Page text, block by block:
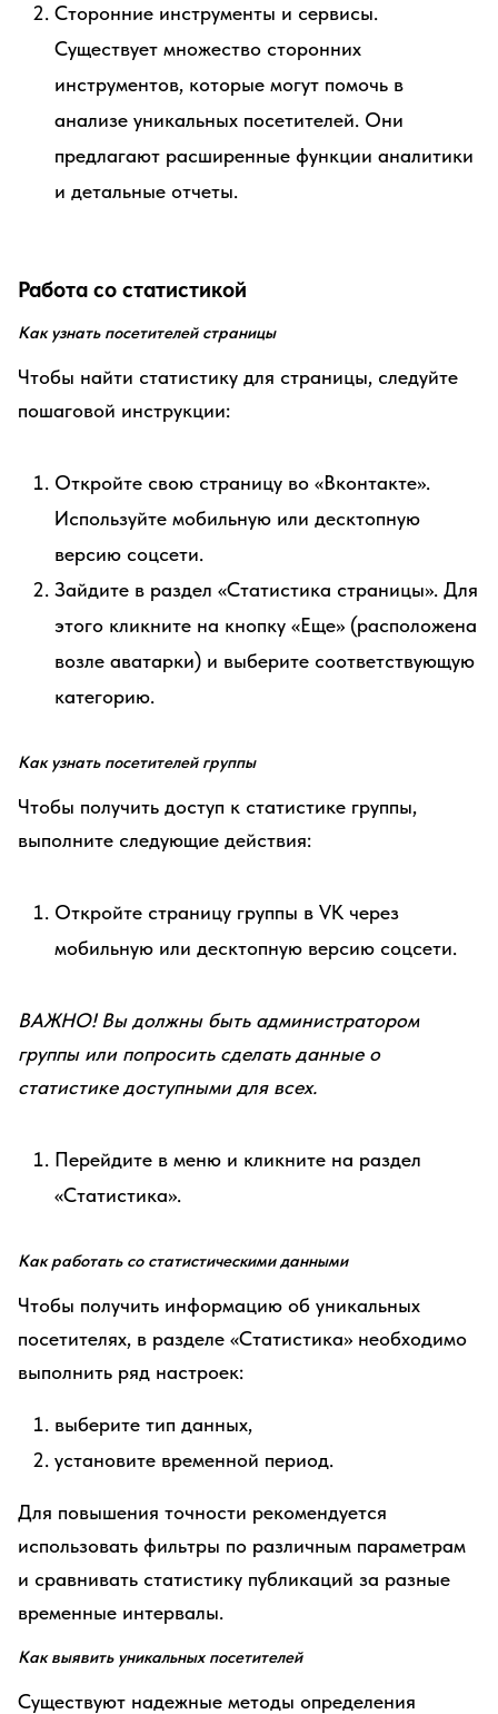
Сторонние инструменты и сервисы.
Существует множество сторонних
инструментов, которые могут помочь в
анализе уникальных посетителей. Они
предлагают расширенные функции аналитики
и детальные отчеты.
Работа со статистикой
Как узнать посетителей страницы
Чтобы найти статистику для страницы, следуйте
пошаговой инструкции:
Откройте свою страницу во «Вконтакте».
Используйте мобильную или десктопную
версию соцсети.
Зайдите в раздел «Статистика страницы». Для
этого кликните на кнопку «Еще» (расположена
возле аватарки) и выберите соответствующую
категорию.
Как узнать посетителей группы
Чтобы получить доступ к статистике группы,
выполните следующие действия:
Откройте страницу группы в VK через
мобильную или десктопную версию соцсети.
ВАЖНО! Вы должны быть администратором
группы или попросить сделать данные о
статистике доступными для всех.
Перейдите в меню и кликните на раздел
«Статистика».
Как работать со статистическими данными
Чтобы получить информацию об уникальных
посетителях, в разделе «Статистика» необходимо
выполнить ряд настроек:
выберите тип данных,
установите временной период.
Для повышения точности рекомендуется
использовать фильтры по различным параметрам
и сравнивать статистику публикаций за разные
временные интервалы.
Как выявить уникальных посетителей
Существуют надежные методы определения